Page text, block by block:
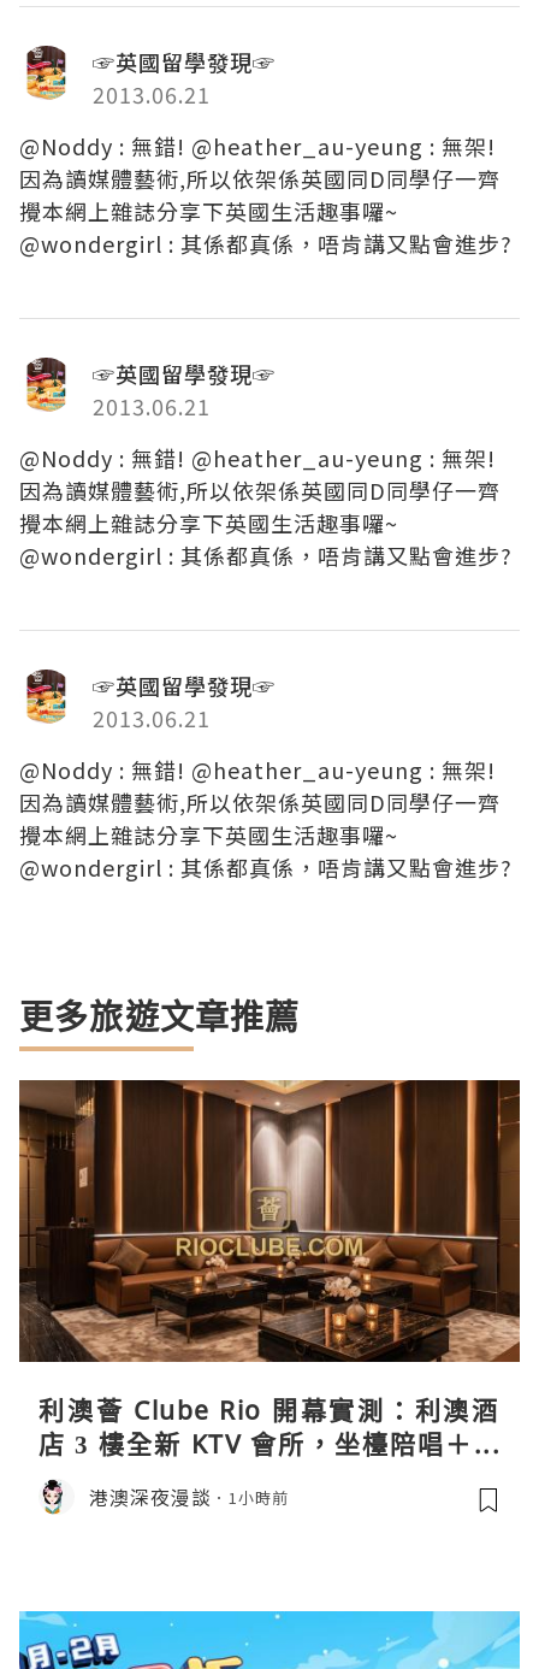
☞英國留學發現☞
2013.06.21
@Noddy : 無錯! @heather_au-yeung : 無架!
因為讀媒體藝術,所以依架係英國同D同學仔一齊
攪本網上雜誌分享下英國生活趣事囉~
@wondergirl : 其係都真係，唔肯講又點會進步?
☞英國留學發現☞
2013.06.21
@Noddy : 無錯! @heather_au-yeung : 無架!
因為讀媒體藝術,所以依架係英國同D同學仔一齊
攪本網上雜誌分享下英國生活趣事囉~
@wondergirl : 其係都真係，唔肯講又點會進步?
☞英國留學發現☞
2013.06.21
@Noddy : 無錯! @heather_au-yeung : 無架!
因為讀媒體藝術,所以依架係英國同D同學仔一齊
攪本網上雜誌分享下英國生活趣事囉~
@wondergirl : 其係都真係，唔肯講又點會進步?
更多旅遊文章推薦
利澳薈 Clube Rio 開幕實測：利澳酒
店 3 樓全新 KTV 會所，坐檯陪唱＋水
療套票一次過睇
港澳深夜漫談 1小時前